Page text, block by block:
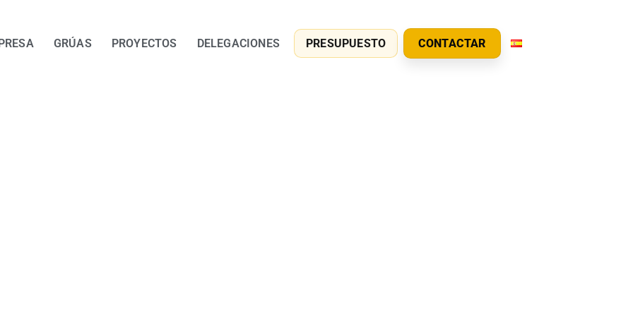
GRÚAS PROYECTOS DELEGACIONES PRESUPUESTO CONTACTAR